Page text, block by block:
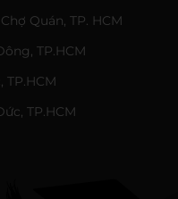
Quán, TP. HCM
TP.HCM
TP.HCM